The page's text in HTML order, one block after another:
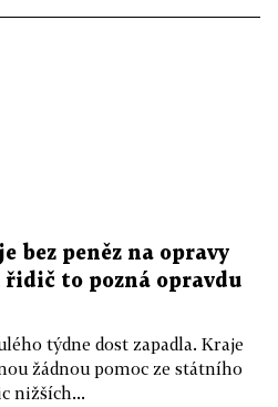
bez peněz na opravy
to pozná opravdu
týdne dost zapadla. Kraje
žádnou pomoc ze státního
nižších...